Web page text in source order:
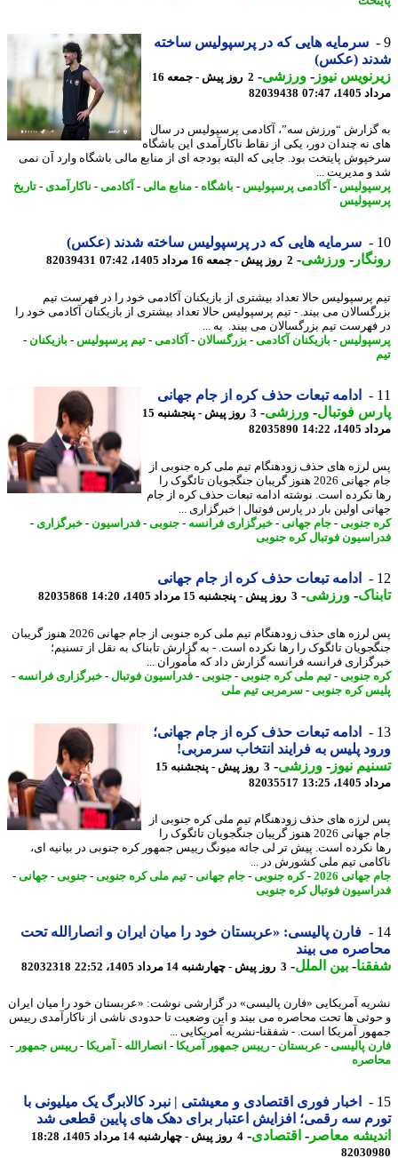
سرمایه هایی که در پرسپولیس ساخته
(عکس)
نیوز-ورزشی-
2 روز پیش - جمعه 16
07:47
82039438
“ورزش سه”، آکادمی پرسپولیس در سال
نه چندان دور، یکی از نقاط ناکارآمدی این باشگاه
پایتخت بود. جایی که البته بودجه ای از منابع مالی باشگاه وارد آن نمی
مدیریت ...
-آکادمی پرسپولیس-باشگاه-منابع مالی-آکادمی-ناکارآمدی -تاریخ
سرمایه هایی که در پرسپولیس ساخته شدند (عکس)
-ورزشی-2 روز پیش - جمعه 16 مرداد 1405، 07:42 82039431
پرسپولیس حالا تعداد بیشتری از بازیکنان آکادمی خود را در فهرست تیم
می بیند. - تیم پرسپولیس حالا تعداد بیشتری از بازیکنان آکادمی خود را
تیم بزرگسالان می بیند. به ...
-بازیکنان آکادمی-بزرگسالان-آکادمی-تیم پرسپولیس-بازیکنان-
ادامه تبعات حذف کره از جام جهانی
فوتبال-ورزشی-
3 روز پیش - پنجشنبه 15
14:22
82035890
های حذف زودهنگام تیم ملی کره جنوبی از
جام جهانی 2026 هنوز گریبان جنگجویان تائگوک را
نکرده است. نوشته ادامه تبعات حذف کره از جام
اولین بار در پارس فوتبال | خبرگزاری ...
جنوبی-جام جهانی-خبرگزاری فرانسه -جنوبی-فدراسیون-خبرگزاری
فوتبال کره جنوبی
ادامه تبعات حذف کره از جام جهانی
-ورزشی-3 روز پیش - پنجشنبه 15 مرداد 1405، 14:20 82035868
پس لرزه های حذف زودهنگام تیم ملی کره جنوبی از جام جهانی 2026 هنوز گریبان
تائگوک را رها نکرده است. - به گزارش تابناک به نقل از تسنیم؛
فرانسه فرانسه گزارش داد که مأموران ...
جنوبی-تیم ملی کره جنوبی-جنوبی-فدراسیون فوتبال-خبرگزاری فرانسه
-
کره جنوبی-سرمربی تیم ملی
ادامه تبعات حذف کره از جام جهانی؛
پلیس به فرایند انتخاب سرمربی!
نیوز-ورزشی-
3 روز پیش - پنجشنبه 15
13:25
82035517
های حذف زودهنگام تیم ملی کره جنوبی از
جام جهانی 2026 هنوز گریبان جنگجویان تائگوک را
نکرده است. پیش تر لی جائه میونگ رییس جمهور کره جنوبی در بیانیه ای،
تیم ملی کشورش در ...
2026
-کره جنوبی-جام جهانی-تیم ملی کره جنوبی-جنوبی-جهانی-
فوتبال کره جنوبی
فارن پالیسی: «عربستان خود را میان ایران و انصارالله تحت
می بیند
-بین الملل-3 روز پیش - چهارشنبه 14 مرداد 1405، 22:52 82032318
آمریکایی «فارن پالیسی» در گزارشی نوشت: «عربستان خود را میان ایران
ها تحت محاصره می بیند و این وضعیت تا حدودی ناشی از ناکارآمدی رییس
آمریکا است. - شفقنا-نشریه آمریکایی ...
پالیسی-عربستان-رییس جمهور آمریکا- انصارالله-آمریکا- رییس جمهور-
اخبار فوری اقتصادی و معیشتی | نبرد کالابرگ یک میلیونی با
سه رقمی؛ افزایش اعتبار برای دهک های پایین قطعی شد
معاصر-اقتصادی-4 روز پیش - چهارشنبه 14 مرداد 1405، 18:28